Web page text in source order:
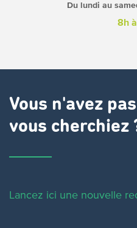
Du lundi au
8h
Vous n'avez
vous cherchiez
Lancez ici une nouvelle